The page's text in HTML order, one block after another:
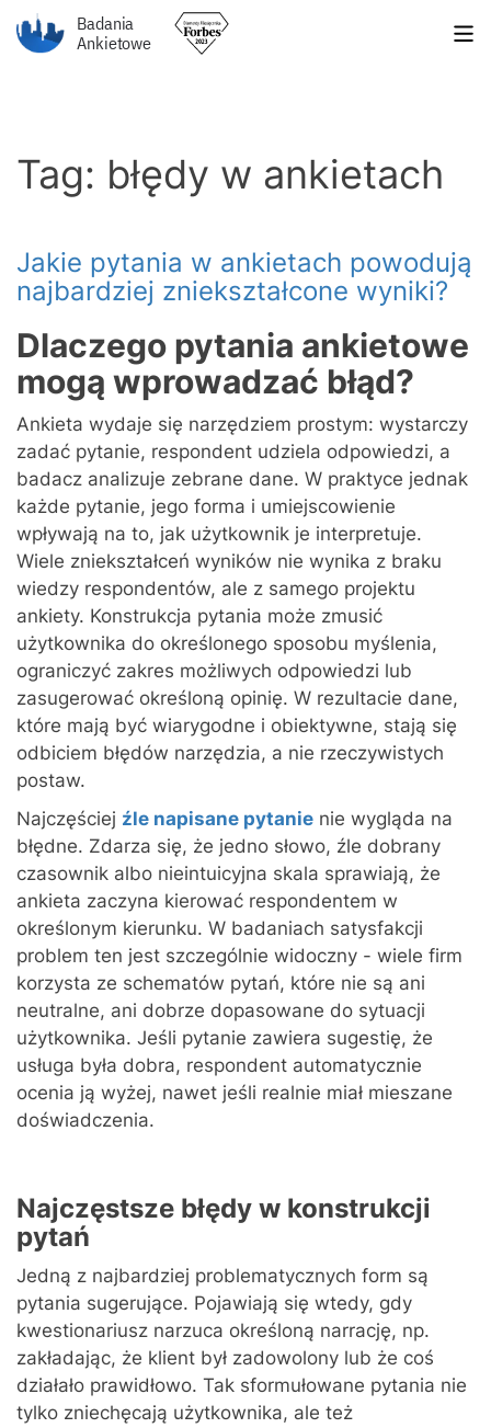
Badania
Ankietowe
Tag: błędy w ankietach
Jakie pytania w ankietach powodują
najbardziej zniekształcone wyniki?
Dlaczego pytania ankietowe
mogą wprowadzać błąd?
Ankieta wydaje się narzędziem prostym: wystarczy
zadać pytanie, respondent udziela odpowiedzi, a
badacz analizuje zebrane dane. W praktyce jednak
każde pytanie, jego forma i umiejscowienie
wpływają na to, jak użytkownik je interpretuje.
Wiele zniekształceń wyników nie wynika z braku
wiedzy respondentów, ale z samego projektu
ankiety. Konstrukcja pytania może zmusić
użytkownika do określonego sposobu myślenia,
ograniczyć zakres możliwych odpowiedzi lub
zasugerować określoną opinię. W rezultacie dane,
które mają być wiarygodne i obiektywne, stają się
odbiciem błędów narzędzia, a nie rzeczywistych
postaw.
Najczęściej źle napisane pytanie nie wygląda na
błędne. Zdarza się, że jedno słowo, źle dobrany
czasownik albo nieintuicyjna skala sprawiają, że
ankieta zaczyna kierować respondentem w
określonym kierunku. W badaniach satysfakcji
problem ten jest szczególnie widoczny - wiele firm
korzysta ze schematów pytań, które nie są ani
neutralne, ani dobrze dopasowane do sytuacji
użytkownika. Jeśli pytanie zawiera sugestię, że
usługa była dobra, respondent automatycznie
ocenia ją wyżej, nawet jeśli realnie miał mieszane
doświadczenia.
Najczęstsze błędy w konstrukcji
pytań
Jedną z najbardziej problematycznych form są
pytania sugerujące. Pojawiają się wtedy, gdy
kwestionariusz narzuca określoną narrację, np.
zakładając, że klient był zadowolony lub że coś
działało prawidłowo. Tak sformułowane pytania nie
tylko zniechęcają użytkownika, ale też